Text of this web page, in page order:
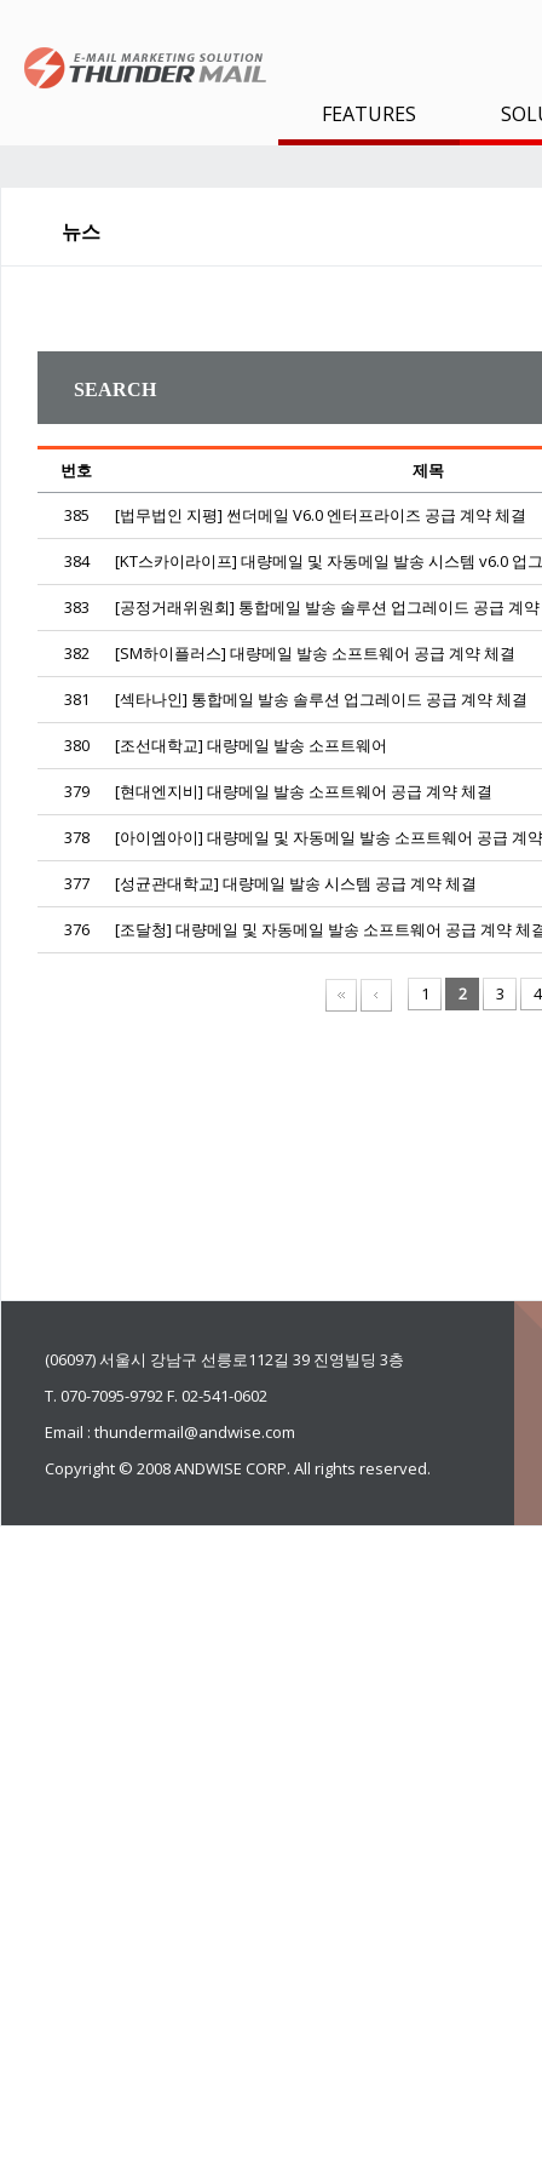
FEATURES
뉴스
SEARCH
번호 제목
385 [법무법인 지평] 썬더메일 V6.0 엔터프라이즈 공급 계약 체결
384 [KT스카이라이프] 대량메일 및 자동메일 발송 시스템 v6.0 업
383 [공정거래위원회] 통합메일 발송 솔루션 업그레이드 공급 계
382 [SM하이플러스] 대량메일 발송 소프트웨어 공급 계약 체결
381 [섹타나인] 통합메일 발송 솔루션 업그레이드 공급 계약 체결
380 [조선대학교] 대량메일 발송 소프트웨어
379 [현대엔지비] 대량메일 발송 소프트웨어 공급 계약 체결
378 [아이엠아이] 대량메일 및 자동메일 발송 소프트웨어 공급 계
377 [성균관대학교] 대량메일 발송 시스템 공급 계약 체결
376 [조달청] 대량메일 및 자동메일 발송 소프트웨어 공급 계약 체
1 2 3 4
(06097) 서울시 강남구 선릉로112길 39 진영빌딩 3층
T. 070-7095-9792 F. 02-541-0602
Email : thundermail@andwise.com
Copyright © 2008 ANDWISE CORP. All rights reserved.